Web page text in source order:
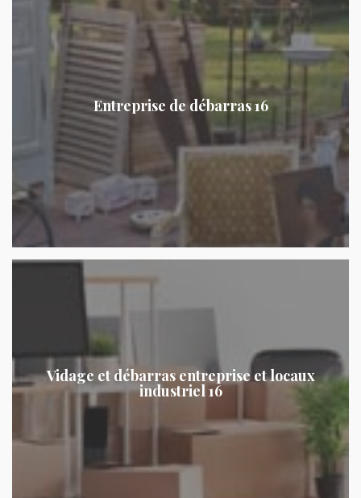
Entreprise de débarras 16
Vidage et débarras entreprise et locaux
industriel 16